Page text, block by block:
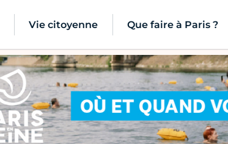
Vie citoyenne Que faire à Paris ?